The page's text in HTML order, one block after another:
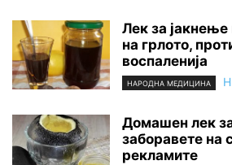
Лек за
на грлото,
воспаленија
НАРОДНА МЕДИЦИНА
Домашен лек
заборавете на
рекламите